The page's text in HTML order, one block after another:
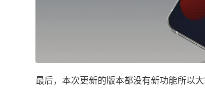
最后，本次更新的版本都没有新功能所以